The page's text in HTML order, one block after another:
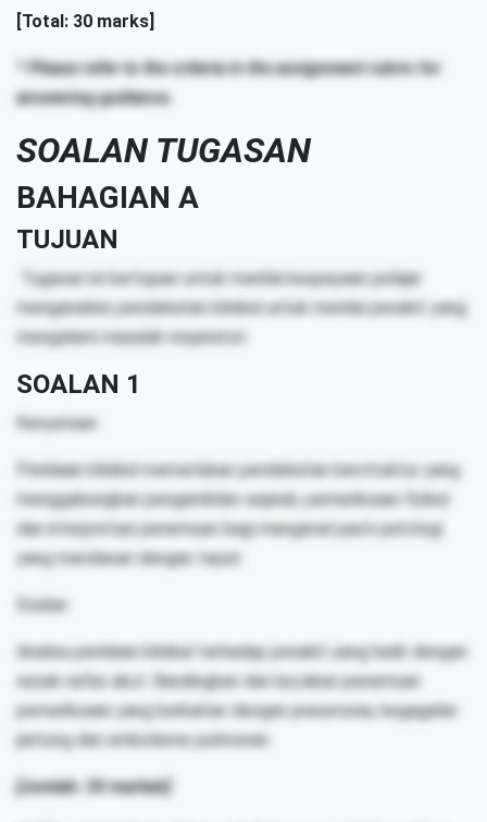
[Total: 30 marks]
* Please refer to the criteria in the assignment rubric for
answering guidance.
SOALAN TUGASAN
BAHAGIAN A
TUJUAN
Tugasan ini bertujuan untuk menilai keupayaan pelajar
menganalisis pendekatan klinikal untuk menilai pesakit yang
mengalami masalah respiratori.
SOALAN 1
Kenyataan:
Penilaian klinikal memerlukan pendekatan berstruktur yang
menggabungkan pengambilan sejarah, pemeriksaan fizikal
dan interpretasi penemuan bagi mengenal pasti patologi
yang mendasari dengan tepat.
Soalan:
Analisa penilaian klinikal terhadap pesakit yang hadir dengan
sesak nafas akut. Bandingkan dan bezakan penemuan
pemeriksaan yang berkaitan dengan pneumonia, kegagalan
jantung dan embolisme pulmonari.
[Jumlah: 30 markah]